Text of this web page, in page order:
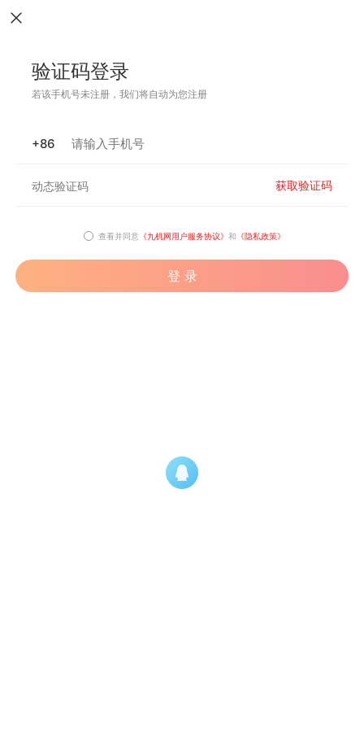
验证码登录
若该手机号未注册，我们将自动为您注册
+86
获取验证码
查看并同意 《九机网用户服务协议》 和 《隐私政策》
登 录